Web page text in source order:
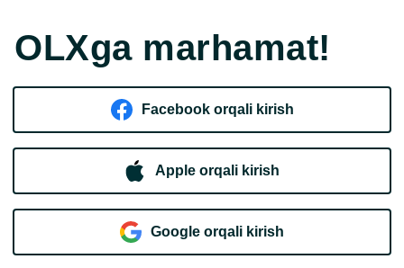
OLXga marhamat!
Facebook orqali kirish​
Apple orqali kirish
Goo​g​le orqali kirish